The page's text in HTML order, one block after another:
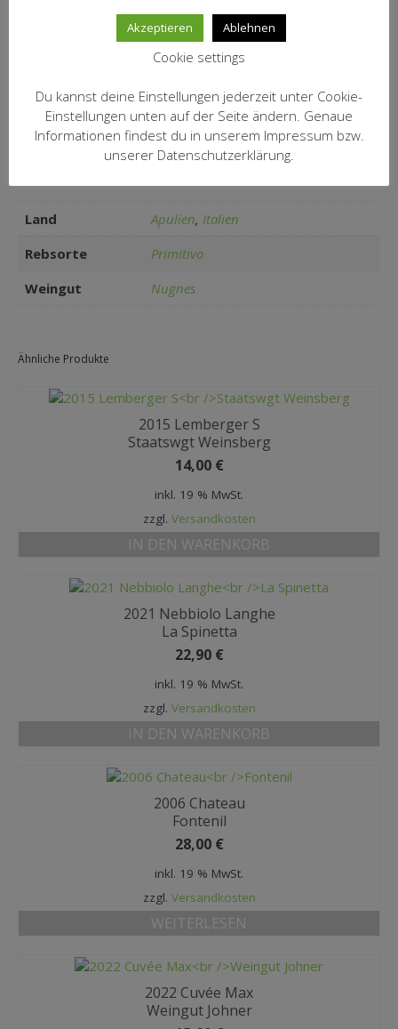
Empfehlenswert auch sein Falerno.
1556
Preis/Fl.:
14,20 € / incl.19% MwSt. / Inhalt:
0,75 l (18,93 €/Ltr.) zzgl. Versand
Land Apulien, Italien
Rebsorte
Primitivo
Weingut
Nugnes
Ähnliche Produkte
2015 Lemberger S
Staatswgt Weinsberg
14,00 €
inkl. 19 % MwSt.
zzgl. Versandkosten
IN DEN WARENKORB
2021 Nebbiolo Langhe
La Spinetta
22,90 €
inkl. 19 % MwSt.
zzgl. Versandkosten
IN DEN WARENKORB
2006 Chateau
Fontenil
28,00 €
inkl. 19 % MwSt.
zzgl. Versandkosten
WEITERLESEN
2022 Cuvée Max
Weingut Johner
Akzeptieren Ablehnen
Cookie settings
Du kannst deine Einstellungen jederzeit unter Cookie-
Einstellungen unten auf der Seite ändern. Genaue
Informationen findest du in unserem Impressum bzw.
unserer Datenschutzerklärung.